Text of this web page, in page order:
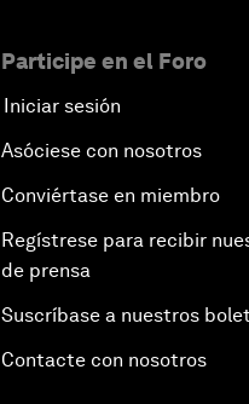
Participe en el Foro
Iniciar sesión
Asóciese con nosotros
Conviértase en miembro
Regístrese para recibir
de prensa
Suscríbase a nuestros
Contacte con nosotros